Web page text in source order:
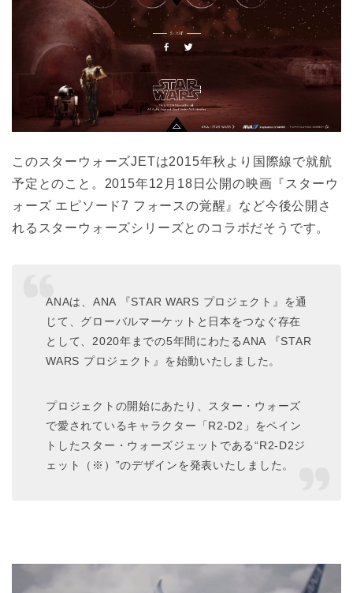
このスターウォーズJETは2015年秋より国際線で就航
予定とのこと。2015年12月18日公開の映画『スターウ
ォーズ エピソード7 フォースの覚醒』など今後公開さ
れるスターウォーズシリーズとのコラボだそうです。
ANAは、ANA 『STAR WARS プロジェクト』を通
じて、グローバルマーケットと日本をつなぐ存在
として、2020年までの5年間にわたるANA 『STAR
WARS プロジェクト』を始動いたしました。
プロジェクトの開始にあたり、スター・ウォーズ
で愛されているキャラクター「R2-D2」をペイン
トしたスター・ウォーズジェットである“R2-D2ジ
ェット（※）”のデザインを発表いたしました。